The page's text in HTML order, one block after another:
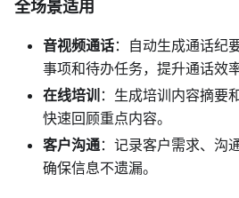
全场景适用
音视频通话：自动生成通话纪
事项和待办任务，提升通话效率
在线培训 ：生成培训内容摘要
快速回顾重点内容。
客户沟通：记录客户需求、沟
确保信息不遗漏。